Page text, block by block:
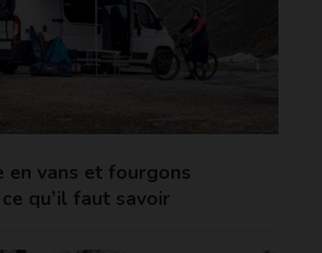
en vans et fourgons
qu’il faut savoir